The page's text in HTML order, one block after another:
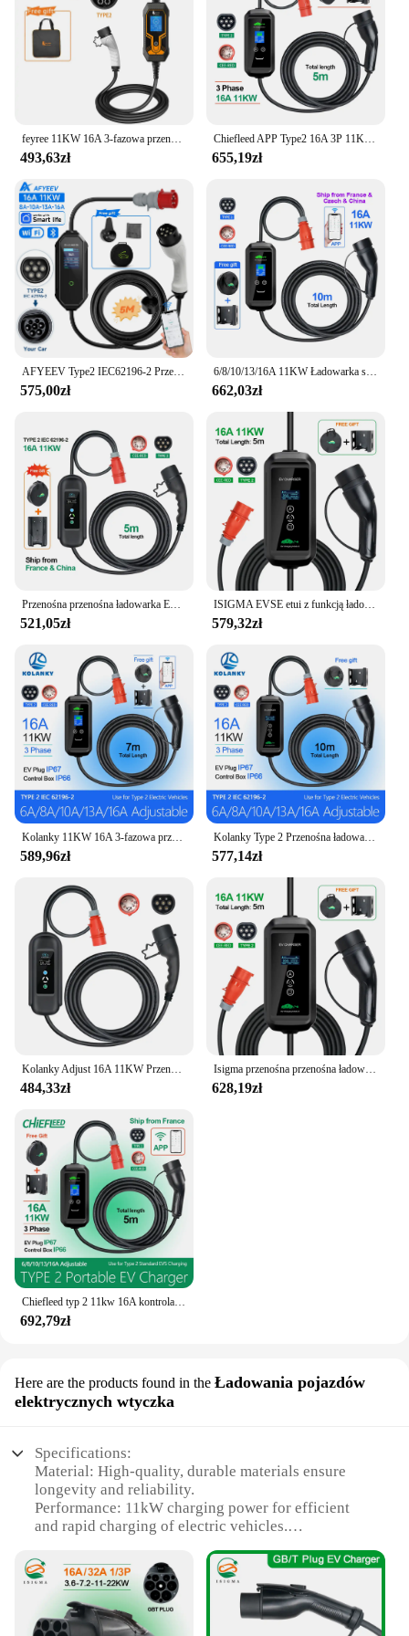
go-to choice. Its ease of use and portability make it
an indispensable tool for electric vehicle owners
who value convenience and efficiency. Embrace the
future of electric mobility with our 11kW charger
adapter, the ultimate choice for fast, safe, and
reliable charging.
493,63zł 655,19zł
575,00zł
6/8/10/13/16A 11KW Ładowarka samochodowa elektryczna Timer Typ 2 Zestaw sterowania APP Wifi Czas ładowania PHEV Hybrydowy samochód 10M
662,03zł
521,05zł
ISIGMA EVSE etui z funkcją ładowania ładowarka samochodu elektrycznego wtyczka CEE pojazd elektryczny ładowarki 11KW 16A Type2 EV przenośna ładowarka
579,32zł
589,96zł
Kolanky Type 2 Przenośna ładowarka EV 11KW 16A 3-fazowy kabel ładujący Wtyczka CEE 10m do pojazdów elektrycznych Timer samochodowy Regulacja prądu
577,14zł
Kolanky Adjust 16A 11KW Przenośna ładowarka EV Typ 2 Ładowanie zegarowe do pojazdów elektrycznych Kabel EVSE 5M
484,33zł
Isigma przenośna przenośna ładowarka EV 11KW 16A typ 2 IEC62196-2 EVSE etui z funkcją ładowania pojazd elektryczny ładowarka samochodowa wtyczka CEE 5M kabel
628,19zł
Chiefleed typ 2 11kw 16A kontrola aplikacji pojazd elektryczny ładowarka samochodowa EVSE Wallbox 3 fazy IEC62196-2 ładowarka EV
692,79zł
Here are the products found in the Ładowania pojazdów
elektrycznych wtyczka
Specifications:
Material: High-quality, durable materials ensure
longevity and reliability.
Performance: 11kW charging power for efficient
and rapid charging of electric vehicles.
complements any charging station setup.
Usage and Purpose: Ideal for both residential and
commercial charging needs.
Applicable Scenario: Suitable for various electric